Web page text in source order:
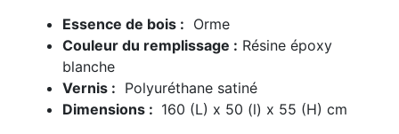
Essence de bois : Orme
Couleur du remplissage : Résine époxy
blanche
Vernis : Polyuréthane satiné
Dimensions : 160 (L) x 50 (l) x 55 (H) cm